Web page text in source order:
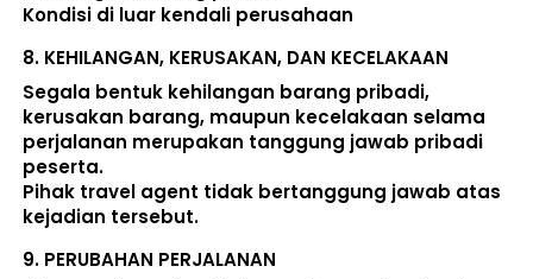
Kondisi di luar kendali perusahaan
8. KEHILANGAN, KERUSAKAN, DAN KECELAKAAN
Segala bentuk kehilangan barang pribadi,
kerusakan barang, maupun kecelakaan selama
perjalanan merupakan tanggung jawab pribadi
peserta.
Pihak travel agent tidak bertanggung jawab atas
kejadian tersebut.
9. PERUBAHAN PERJALANAN